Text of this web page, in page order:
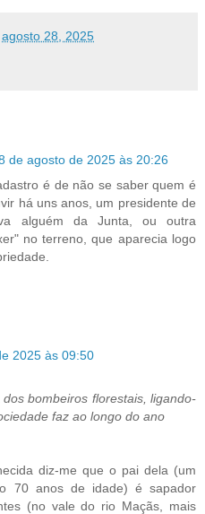
agosto 28, 2025
de agosto de 2025 às 20:26
é de não se saber quem é
há uns anos, um presidente de
alguém da Junta, ou outra
no terreno, que aparecia logo
2025 às 09:50
bombeiros florestais, ligando-
faz ao longo do ano
diz-me que o pai dela (um
70 anos de idade) é sapador
(no vale do rio Maçãs, mais